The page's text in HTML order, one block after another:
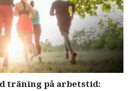
träning på arbetstid: